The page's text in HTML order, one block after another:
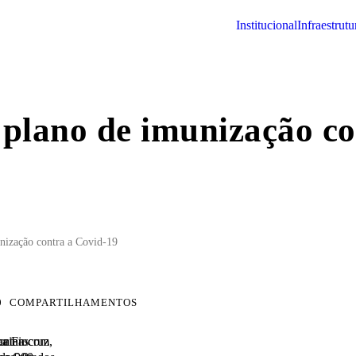
institucional
de imunização
contra a Covid-19
COMPARTILHAMENTOS
com
Fiocruz,